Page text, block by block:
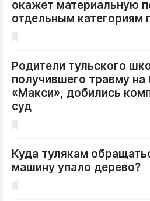
окажет материальную
отдельным категориям
Родители тульского
получившего травму на
«Макси», добились
суд
Куда тулякам
машину упало дерево?